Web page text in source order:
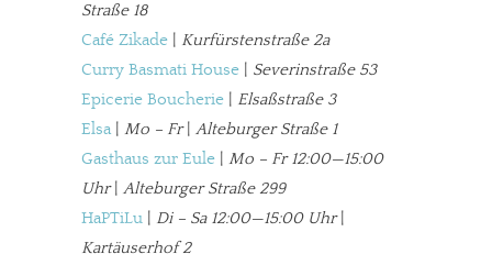
Straße 18
Café Zikade
Kurfürstenstraße 2a
Curry Basmati House
Severinstraße 53
Epicerie Boucherie
Elsaßstraße 3
Elsa| Mo – Fr| Alteburger Straße 1
Gasthaus zur Eule
Mo – Fr 12:00—15:00
Uhr| Alteburger Straße 299
HaPTiLu
Di – Sa 12:00—15:00 Uhr|
Kartäuserhof 2